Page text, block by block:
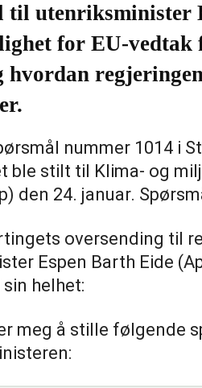
til utenriksminister
for EU-
hvordan
nummer 1014 i
ble stilt til Klima- og
den 24. januar.
oversending til
Espen Barth Eide
helhet:
meg å stille følgende